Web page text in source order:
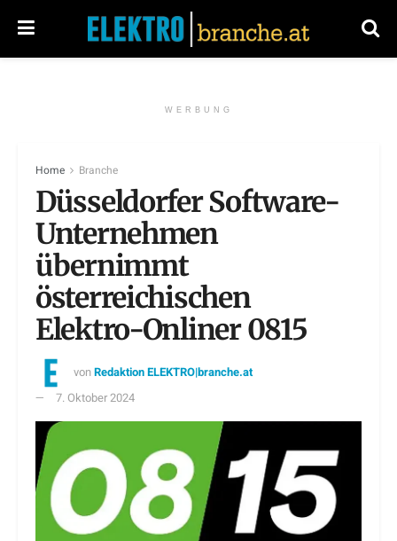
WERBUNG
Home Branche
Düsseldorfer Software-
Unternehmen
übernimmt
österreichischen
Elektro-Onliner 0815
vonRedaktion ELEKTRO|branche.at
7. Oktober 2024